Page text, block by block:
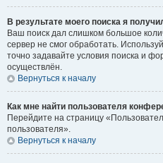
В результате моего поиска я
Ваш поиск дал слишком большое
сервер не смог обработать.
точно задавайте условия поиска и
осуществлён.
Вернуться к началу
Как мне найти пользователя
Перейдите на страницу
пользователя».
Вернуться к началу